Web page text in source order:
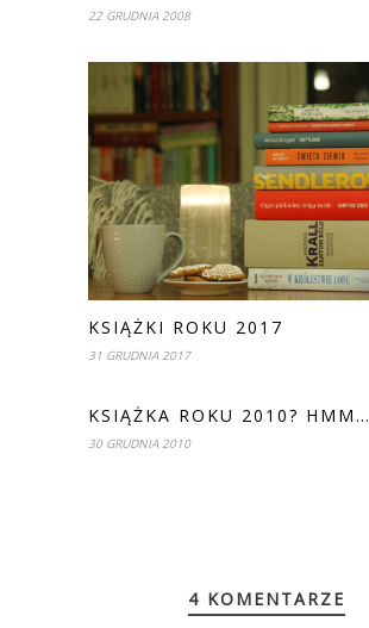
22 GRUDNIA 2008
KSIĄŻKI ROKU 2017
31 GRUDNIA 2017
KSIĄŻKA ROKU 2010? HMM…
30 GRUDNIA 2010
4 KOMENTARZE